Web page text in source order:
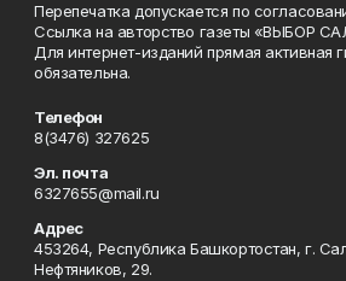
Перепечатка допускается по
Ссылка на авторство газеты «ВЫБОР
Для интернет-изданий прямая активная
обязательна.
Телефон
8(3476) 327625
Эл. почта
6327655@mail.ru
Адрес
453264, Республика Башкортостан, г.
Нефтяников, 29.